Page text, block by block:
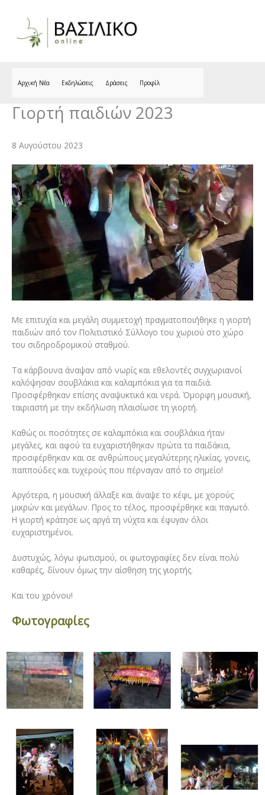
Αρχική Νέα Εκδηλώσεις Δράσεις Προφίλ
Γιορτή παιδιών 2023
8 Αυγούστου 2023
Με επιτυχία και μεγάλη συμμετοχή πραγματοποιήθηκε η γιορτή
παιδιών από τον Πολιτιστικό Σύλλογο του χωριού στο χώρο
του σιδηροδρομικού σταθμού.
Τα κάρβουνα άναψαν από νωρίς και εθελοντές συγχωριανοί
καλόψησαν σουβλάκια και καλαμπόκια για τα παιδιά.
Προσφέρθηκαν επίσης αναψυκτικά και νερά. Όμορφη μουσική,
ταιριαστή με την εκδήλωση πλαισίωσε τη γιορτή.
Καθώς οι ποσότητες σε καλαμπόκια και σουβλάκια ήταν
μεγάλες, και αφού τα ευχαριστήθηκαν πρώτα τα παιδάκια,
προσφέρθηκαν και σε ανθρώπους μεγαλύτερης ηλικίας, γονεις,
παππούδες και τυχερούς που πέρναγαν από το σημείο!
Αργότερα, η μουσική άλλαξε και άναψε το κέφι, με χορούς
μικρών και μεγάλων. Προς το τέλος, προσφέρθηκε και παγωτό.
Η γιορτή κράτησε ως αργά τη νύχτα και έφυγαν όλοι
ευχαριστημένοι.
Δυστυχώς, λόγω φωτισμού, οι φωτογραφίες δεν είναι πολύ
καθαρές, δίνουν όμως την αίσθηση της γιορτής.
Και του χρόνου!
Φωτογραφίες